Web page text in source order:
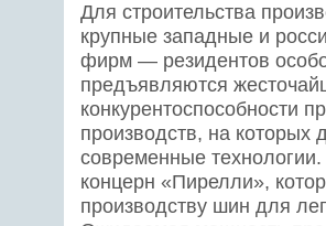
Для строительства
крупные западные и
фирм — резидентов
предъявляются
конкурентоспособности
производств, на
современные
концерн «Пирелли»,
производству шин для